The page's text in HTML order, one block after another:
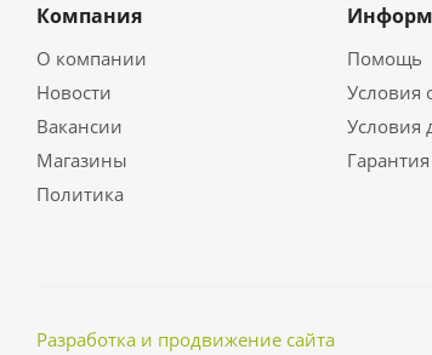
Компания
О компании
Новости
Вакансии
Магазины
Политика
Помощь
Условия
Условия
Разработка и продвижение сайта